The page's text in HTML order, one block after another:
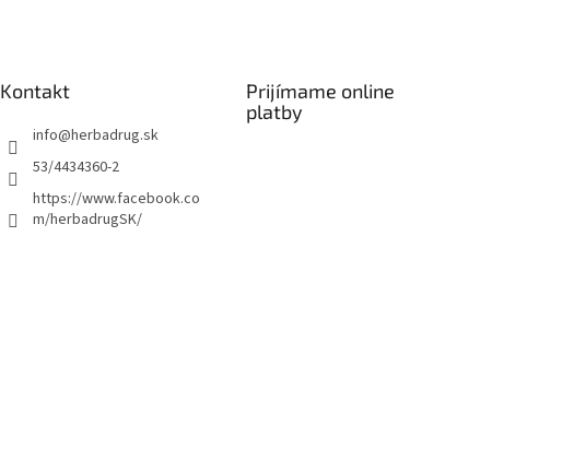
Kontakt
info@herbadrug.sk
53/4434360-2
https://www.facebook.co
m/herbadrugSK/
Prijímame online
platby